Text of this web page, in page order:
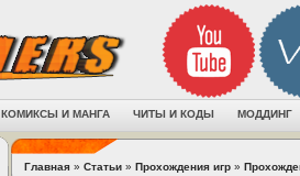
КОМИКСЫ И МАНГА ЧИТЫ И КОДЫ МОДДИНГ
Главная » Статьи » Прохождения игр »